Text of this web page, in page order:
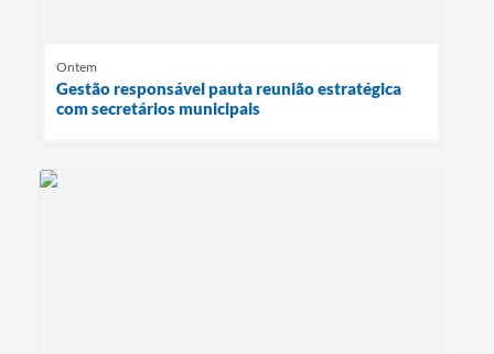
Ontem
Gestão responsável pauta reunião estratégica
com secretários municipais